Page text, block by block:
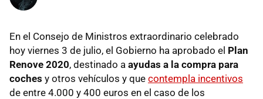
En el Consejo de Ministros extraordinario celebrado
hoy viernes 3 de julio, el Gobierno ha aprobado el Plan
Renove 2020, destinado a ayudas a la compra para
coches y otros vehículos y que contempla incentivos
de entre 4.000 y 400 euros en el caso de los